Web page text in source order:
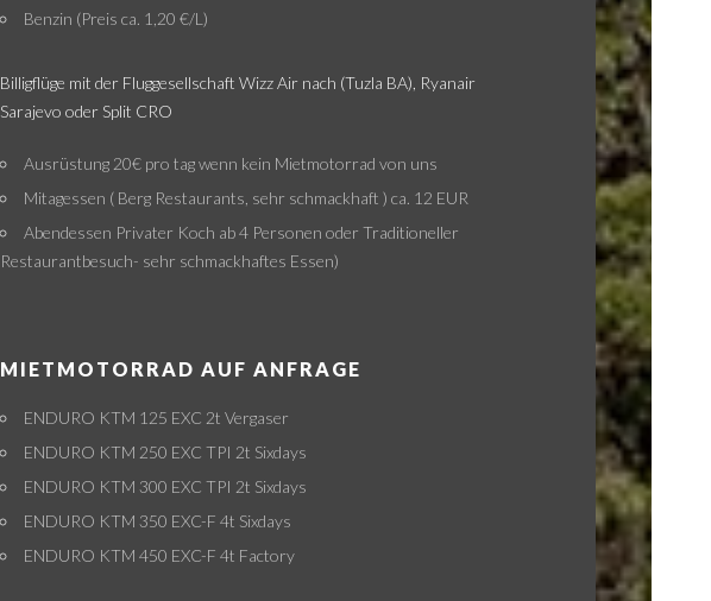
Benzin (Preis ca. 1,20 €/L)
Billigflüge mit der Fluggesellschaft Wizz Air nach (Tuzla BA), Ryanair
Sarajevo oder Split CRO
Ausrüstung 20€ pro tag wenn kein Mietmotorrad von uns
Mitagessen ( Berg Restaurants, sehr schmackhaft ) ca. 12 EUR
Abendessen Privater Koch ab 4 Personen oder Traditioneller
Restaurantbesuch- sehr schmackhaftes Essen)
MIETMOTORRAD AUF ANFRAGE
ENDURO KTM 125 EXC 2t Vergaser
ENDURO KTM 250 EXC TPI 2t Sixdays
ENDURO KTM 300 EXC TPI 2t Sixdays
ENDURO KTM 350 EXC-F 4t Sixdays
ENDURO KTM 450 EXC-F 4t Factory